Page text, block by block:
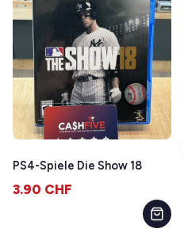
PS4-Spiele Die Show 18
3.90 CHF